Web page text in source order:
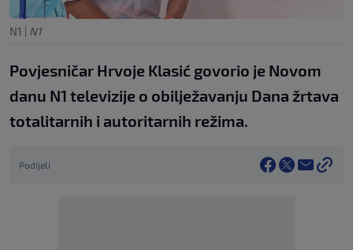
N1 | N1
Povjesničar Hrvoje Klasić govorio je Novom
danu N1 televizije o obilježavanju Dana žrtava
totalitarnih i autoritarnih režima.
Podijeli